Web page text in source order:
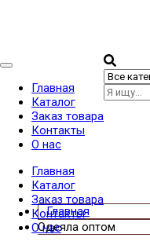
Categories
Главная
Каталог
Заказ товара
Контакты
О нас
Главная
Каталог
Заказ товара
Контакты
О нас
Одеяла оптом